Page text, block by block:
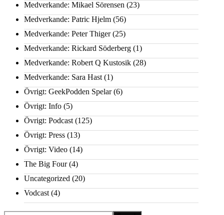
Medverkande: Mikael Sörensen (23)
Medverkande: Patric Hjelm (56)
Medverkande: Peter Thiger(25)
Medverkande: Rickard Söderberg (1)
Medverkande: Robert Q Kustosik (28)
Medverkande: Sara Hast (1)
Övrigt: GeekPodden Spelar(6)
Övrigt: Info (5)
Övrigt: Podcast (125)
Övrigt: Press (13)
Övrigt: Video (14)
The Big Four(4)
Uncategorized (20)
Vodcast (4)